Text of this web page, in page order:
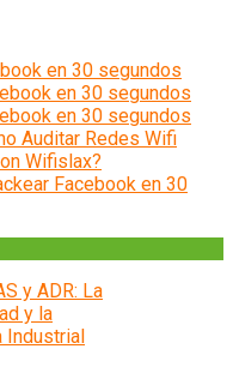
en 30 segundos
en 30 segundos
en 30 segundos
Auditar Redes Wifi
Wifislax?
Facebook en 30